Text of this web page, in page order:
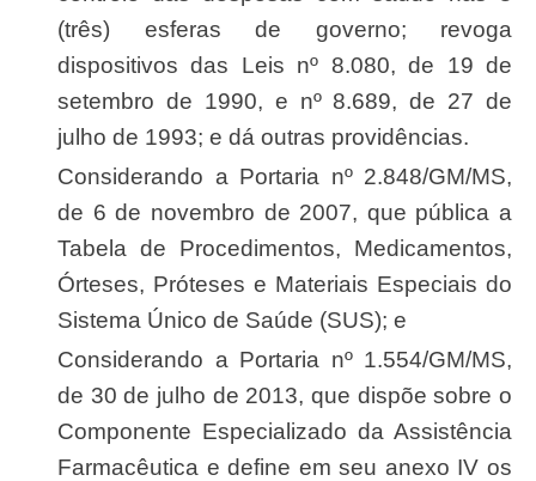
(três) esferas de governo; revoga
dispositivos das Leis nº 8.080, de 19 de
setembro de 1990, e nº 8.689, de 27 de
julho de 1993; e dá outras providências.
Considerando a Portaria nº 2.848/GM/MS,
de 6 de novembro de 2007, que pública a
Tabela de Procedimentos, Medicamentos,
Órteses, Próteses e Materiais Especiais do
Sistema Único de Saúde (SUS); e
Considerando a Portaria nº 1.554/GM/MS,
de 30 de julho de 2013, que dispõe sobre o
Componente Especializado da Assistência
Farmacêutica e define em seu anexo IV os